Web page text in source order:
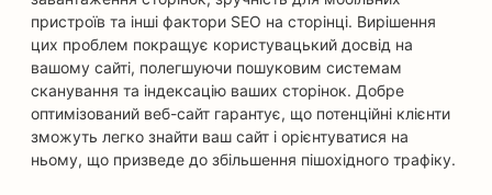
пристроїв та інші фактори SEO на сторінці. Вирішення
цих проблем покращує користувацький досвід на
вашому сайті, полегшуючи пошуковим системам
сканування та індексацію ваших сторінок. Добре
оптимізований веб-сайт гарантує, що потенційні клієнти
зможуть легко знайти ваш сайт і орієнтуватися на
ньому, що призведе до збільшення пішохідного трафіку.